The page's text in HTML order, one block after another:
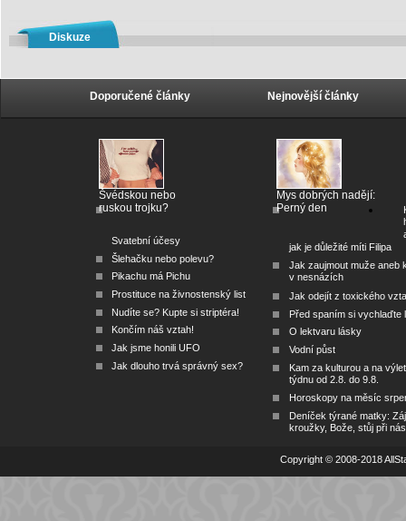
Diskuze
Doporučené články
Švédskou nebo
ruskou trojku?
Svatební účesy
Šlehačku nebo polevu?
Pikachu má Pichu
Prostituce na živnostenský list
Nudíte se? Kupte si striptéra!
Končím náš vztah!
Jak jsme honili UFO
Jak dlouho trvá správný sex?
Nejnovější články
Mys dobrých nadějí:
Perný den
jak je důležité míti Filipa
Jak zaujmout muže aneb
v nesnázích
Jak odejít z toxického
Před spaním si vychlaďte
O lektvaru lásky
Vodní půst
Kam za kulturou a na
týdnu od 2.8. do 9.8.
Horoskopy na měsíc
Deníček týrané matky:
kroužky, Bože, stůj při nás
Copyright © 2008-2018